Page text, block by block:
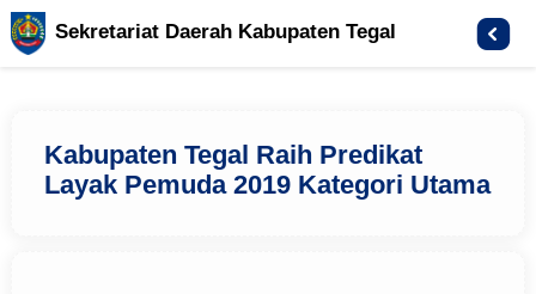
Sekretariat Daerah Kabupaten Tegal
Kabupaten Tegal Raih Predikat
Layak Pemuda 2019 Kategori Utama